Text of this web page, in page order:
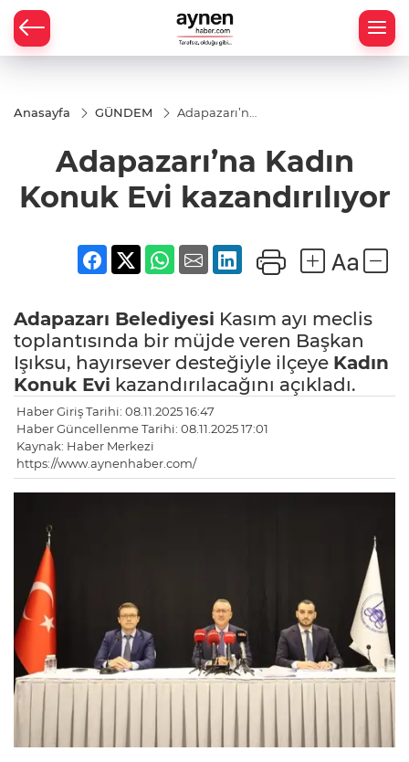
Anasayfa GÜNDEM
Adapazarı’na
kazandırılıyor
Adapazarı’na Kadın
Konuk Evi kazandırılıyor
Adapazarı Belediyesi Kasım ayı meclis
toplantısında bir müjde veren Başkan
Işıksu, hayırsever desteğiyle ilçeye Kadın
Konuk Evi kazandırılacağını açıkladı.
Haber Giriş Tarihi: 08.11.2025 16:47
Haber Güncellenme Tarihi: 08.11.2025 17:01
Kaynak: Haber Merkezi
https://www.aynenhaber.com/